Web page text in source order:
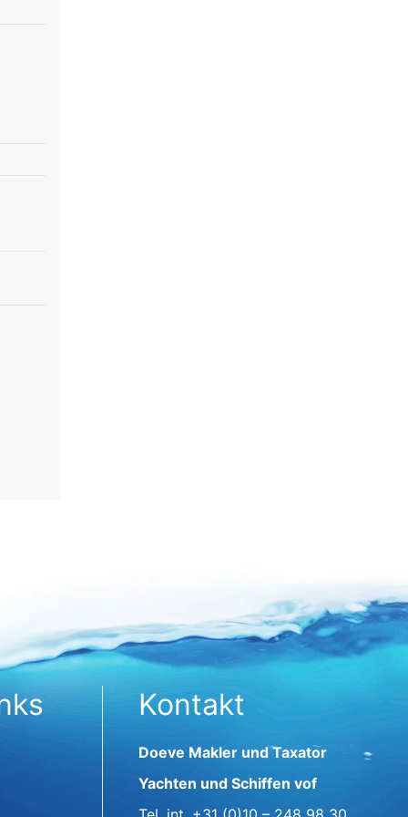
Kontakt
Doeve Makler und Taxator
Yachten und Schiffen vof